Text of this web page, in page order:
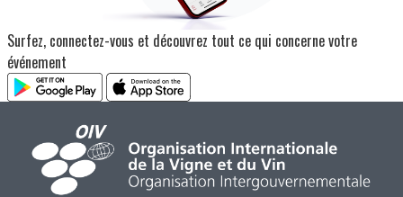
Surfez, connectez-vous et découvrez tout ce qui concerne votre
événement